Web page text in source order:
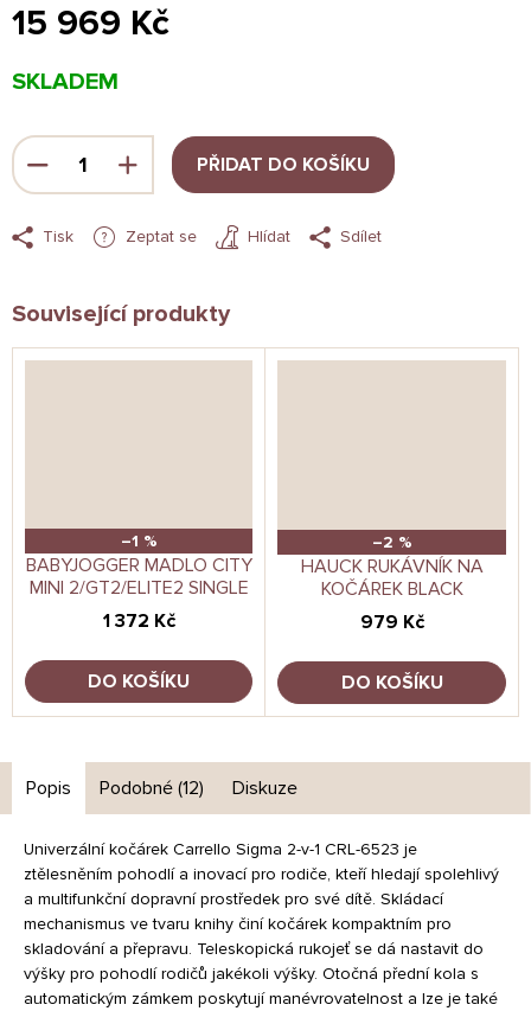
15 969 Kč
cena:
SKLADEM
PŘIDAT DO KOŠÍKU
Tisk Zeptat se Hlídat Sdílet
Související produkty
–1 %
BABYJOGGER MADLO CITY
MINI 2/GT2/ELITE2 SINGLE
1 372 Kč
DO KOŠÍKU
–2 %
HAUCK RUKÁVNÍK NA
KOČÁREK BLACK
979 Kč
DO KOŠÍKU
Popis Podobné (12) Diskuze
Univerzální kočárek Carrello Sigma 2-v-1 CRL-6523 je
ztělesněním pohodlí a inovací pro rodiče, kteří hledají spolehlivý
a multifunkční dopravní prostředek pro své dítě. Skládací
mechanismus ve tvaru knihy činí kočárek kompaktním pro
skladování a přepravu. Teleskopická rukojeť se dá nastavit do
výšky pro pohodlí rodičů jakékoli výšky. Otočná přední kola s
automatickým zámkem poskytují manévrovatelnost a lze je také